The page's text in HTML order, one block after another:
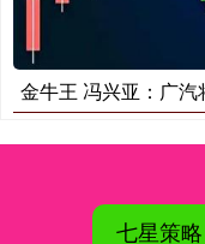
金牛王 冯兴亚：广
七星策略